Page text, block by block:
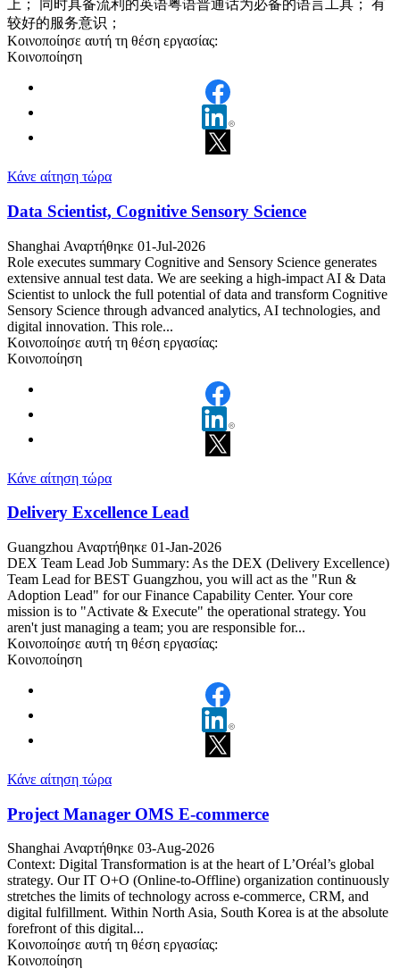
上； 同时具备流利的英语粤语普通话为必备的语言工具； 有
较好的服务意识；
Κοινοποίησε αυτή τη θέση εργασίας:
Κοινοποίηση
Κάνε αίτηση τώρα
Data Scientist, Cognitive Sensory Science
Shanghai Αναρτήθηκε 01-Jul-2026
Role executes summary Cognitive and Sensory Science generates
extensive annual test data. We are seeking a high‑impact AI & Data
Scientist to unlock the full potential of data and transform Cognitive
Sensory Science through advanced analytics, AI technologies, and
digital innovation. This role...
Κοινοποίησε αυτή τη θέση εργασίας:
Κοινοποίηση
Κάνε αίτηση τώρα
Delivery Excellence Lead
Guangzhou Αναρτήθηκε 01-Jan-2026
DEX Team Lead Job Summary: As the DEX (Delivery Excellence)
Team Lead for BEST Guangzhou, you will act as the "Run &
Adoption Lead" for our Finance Capability Center. Your core
mission is to "Activate & Execute" the operational strategy. You
aren't just managing a team; you are responsible for...
Κοινοποίησε αυτή τη θέση εργασίας:
Κοινοποίηση
Κάνε αίτηση τώρα
Project Manager OMS E-commerce
Shanghai Αναρτήθηκε 03-Aug-2026
Context: Digital Transformation is at the heart of L’Oréal’s global
strategy. Our IT O+O (Online-to-Offline) organization continuously
stretches the limits of technology across e-commerce, CRM, and
digital fulfillment. Within North Asia, South Korea is at the absolute
forefront of this digital...
Κοινοποίησε αυτή τη θέση εργασίας:
Κοινοποίηση